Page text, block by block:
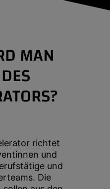
MAN
richtet
und
und
Die